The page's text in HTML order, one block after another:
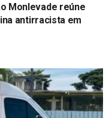
Monlevade reúne
antirracista em